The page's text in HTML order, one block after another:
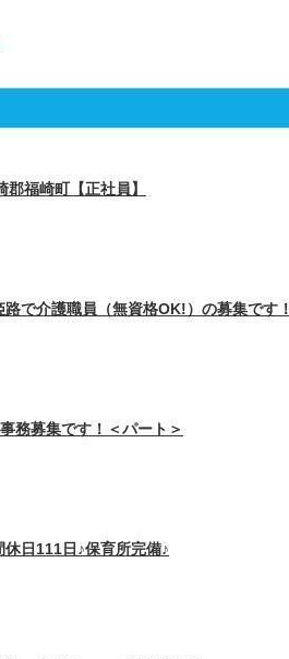
福崎町【正社員】
で介護職員（無資格OK!）の募集です！
務募集です！＜パート＞
休日111日♪保育所完備♪